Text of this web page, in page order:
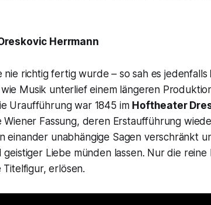
Herrmann
nie richtig fertig wurde – so sah es jedenfalls
Musik unterlief einem längeren
Uraufführung war 1845 im Hoftheater
Wiener Fassung, deren Erstaufführung
einander unabhängige Sagen verschränkt
geistiger Liebe münden lassen. Nur die reine
Titelfigur, erlösen.